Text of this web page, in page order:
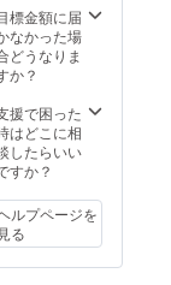
ます。
ご了承
くださ
縁は付
属して
おりま
せんの
準備頂
きます
よう宜
しくお
少写真
がトリ
ミング
ござい
ます）
3.
ご確認
いた写
真で問
題なけ
れば、
2. A2
判とし
た場合
のイ
を送付
します
のでご
確認を
しま
す。
（縦横
標金額に届
なかった場
どうなりま
か？
援で困った
はどこに相
したらいい
すか？
ルプページを
見る